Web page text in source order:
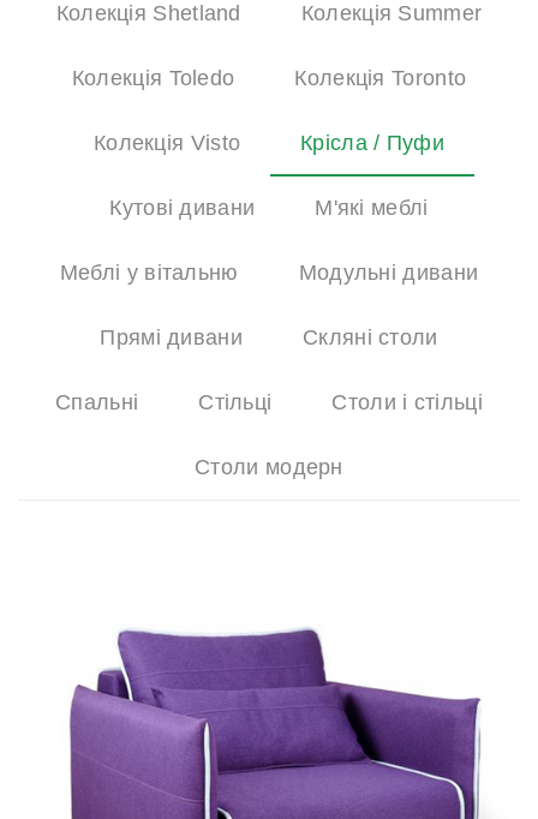
Колекція Shetland Колекція Summer
Колекція Toledo Колекція Toronto
Колекція Visto Крісла / Пуфи
Кутові дивани М'які меблі
Меблі у вітальню Модульні дивани
Прямі дивани Скляні столи
Спальні Стільці Столи і стільці
Столи модерн